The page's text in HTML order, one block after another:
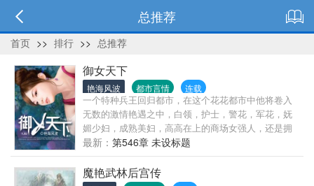
总推荐
首页 >> 排行 >> 总推荐
御女天下
艳海风波 都市言情 连载
一个特种兵王回归都市，在这个花花都市中他将卷入
无数的激情艳遇之中，白领，护士，警花，军花，妩
媚少妇，成熟美妇，高高在上的商场女强人，还是拥
有无数粉丝的女明星！
最新： 第546章 未设标题
魔艳武林后宫传